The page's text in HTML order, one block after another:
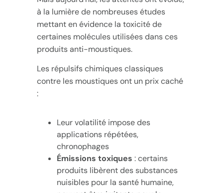
à la lumière de nombreuses études
mettant en évidence la toxicité de
certaines molécules utilisées dans ces
produits anti-moustiques.
Les répulsifs chimiques classiques
contre les moustiques ont un prix caché
:
Leur volatilité impose des
applications répétées,
chronophages
Émissions toxiques : certains
produits libèrent des substances
nuisibles pour la santé humaine,